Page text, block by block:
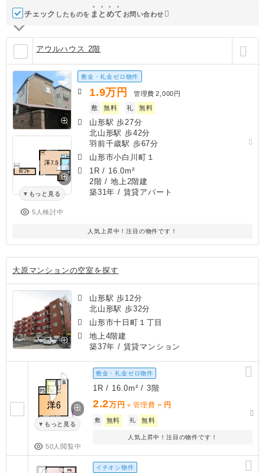
チェック したものを ま と めて お問い合わせ
アウルハウス 2階
もっと見る
5人検討中
敷金・礼金ゼロ物件
1.9万円 管理費 2,000円
敷
無料 礼 無料
山形駅 歩27分
北山形駅 歩42分
羽前千歳駅 歩67分
山形市小白川町１
1R / 16.0m²
2階 / 地上2階建
築31年 / 賃貸アパート
人気上昇中！注目の物件です！
大原マンションの空室を探す
山形駅 歩12分
北山形駅 歩32分
山形市十日町１丁目
地上4階建
築37年 / 賃貸マンション
もっと見る
50人閲覧中
敷金・礼金ゼロ物件
1R / 16.0m² / 3階
2.2万円 ＋管理費 － 円
敷 無料 礼 無料
人気上昇中！注目の物件です！
イチオシ物件